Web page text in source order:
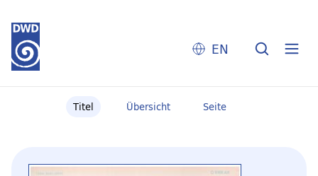
EN
Titel Übersicht Seite